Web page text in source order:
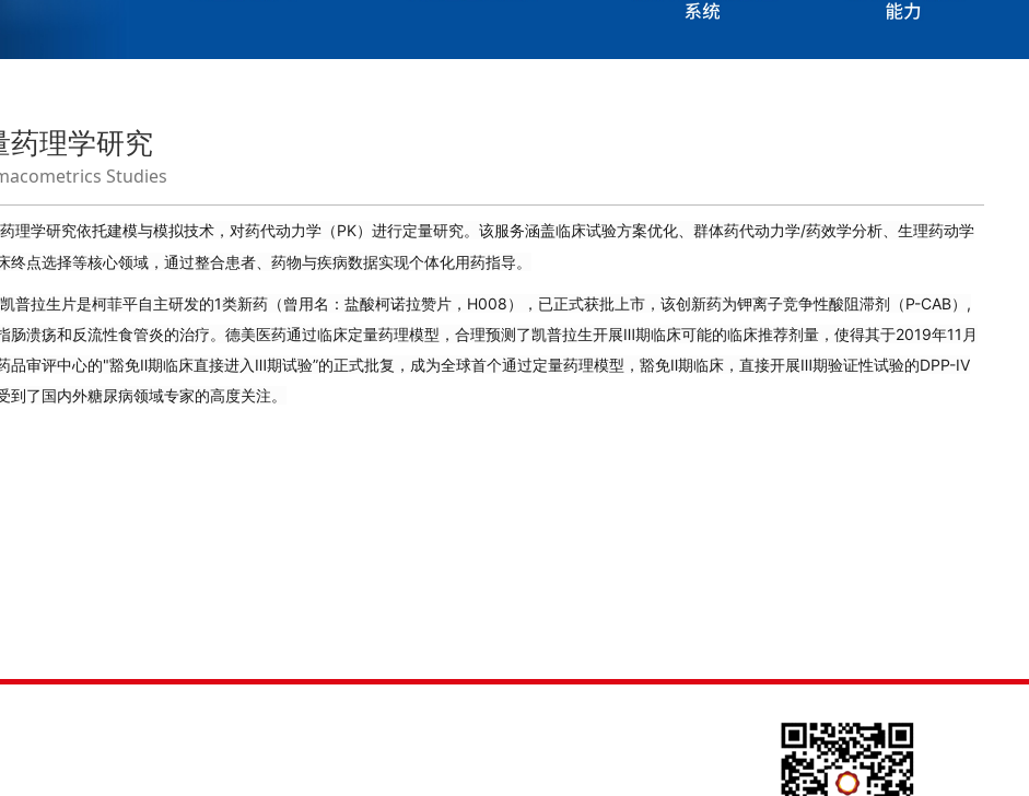
药理学研究
Studies
理学研究依托建模与模拟技术，对药代动力学（PK）进行定量研究。该服务涵盖临床试验方案优化、群体药代动力学/药效学分析、生理药动学
终点选择等核心领域，通过整合患者、药物与疾病数据实现个体化用药指导。
普拉生片是柯菲平自主研发的1类新药（曾用名：盐酸柯诺拉赞片，H008），已正式获批上市，该创新药为钾离子竞争性酸阻滞剂（P-CAB）,
肠溃疡和反流性食管炎的治疗。德美医药通过临床定量药理模型，合理预测了凯普拉生开展Ⅲ期临床可能的临床推荐剂量，使得其于2019年11月
品审评中心的"豁免Ⅱ期临床直接进入Ⅲ期试验”的正式批复，成为全球首个通过定量药理模型，豁免Ⅱ期临床，直接开展Ⅲ期验证性试验的DPP-IV
到了国内外糖尿病领域专家的高度关注。